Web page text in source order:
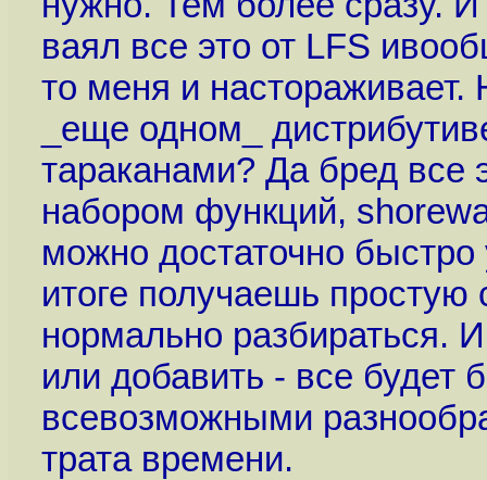
ваял все это от LFS
то меня и настораживает.
_еще одном_
тараканами? Да бред
набором функций,
можно достаточно быстро
итоге получаешь
нормально разбираться.
или добавить - все будет
всевозможными
трата времени.